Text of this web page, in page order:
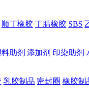
顺丁橡胶 丁腈橡胶 SBS
助剂 添加剂 印染助剂
乳胶制品 密封圈 橡胶制